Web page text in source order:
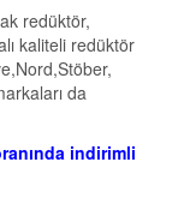
redüktör,
kaliteli redüktör
da
indirimli